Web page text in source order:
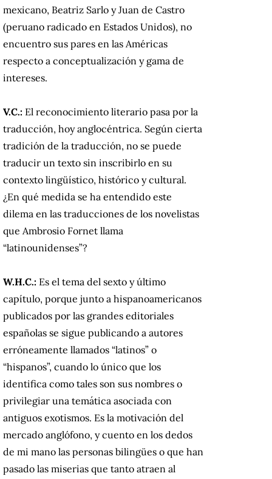
mexicano, Beatriz Sarlo y Juan de Castro
(peruano radicado en Estados Unidos), no
encuentro sus pares en las Américas
respecto a conceptualización y gama de
intereses.
V.C.: El reconocimiento literario pasa por la
traducción, hoy anglocéntrica. Según cierta
tradición de la traducción, no se puede
traducir un texto sin inscribirlo en su
contexto lingüístico, histórico y cultural.
¿En qué medida se ha entendido este
dilema en las traducciones de los novelistas
que Ambrosio Fornet llama
“latinounidenses”?
W.H.C.: Es el tema del sexto y último
capítulo, porque junto a hispanoamericanos
publicados por las grandes editoriales
españolas se sigue publicando a autores
erróneamente llamados “latinos” o
“hispanos”, cuando lo único que los
identifica como tales son sus nombres o
privilegiar una temática asociada con
antiguos exotismos. Es la motivación del
mercado anglófono, y cuento en los dedos
de mi mano las personas bilingües o que han
pasado las miserias que tanto atraen al